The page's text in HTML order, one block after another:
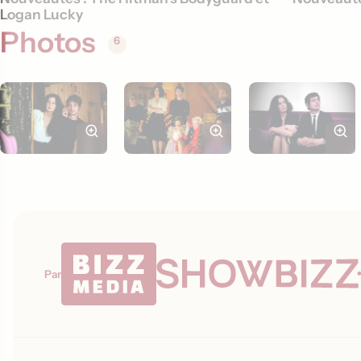
Logan Lucky
Photos 6
Par